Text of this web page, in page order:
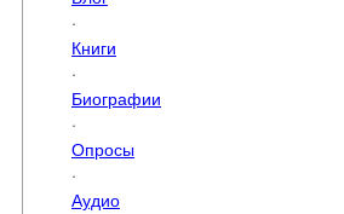
·
Книги
·
Биографии
·
Опросы
·
Аудио